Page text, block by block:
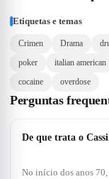
Etiquetas e temas
Crimen Drama
poker
italian american
cocaine
overdose
Perguntas
De que trata o
No início dos anos 70,